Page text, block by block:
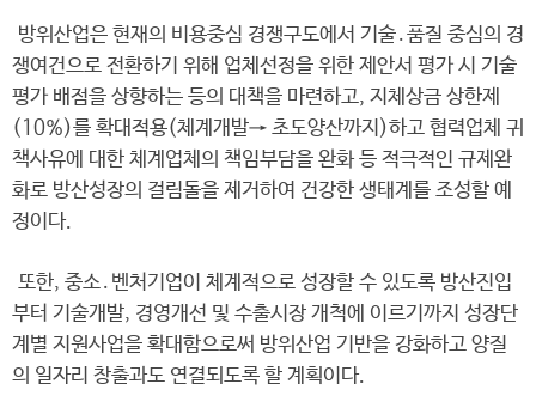
방위산업은 현재의 비용중심 경쟁구도에서 기술․품질 중심의 경
쟁여건으로 전환하기 위해 업체선정을 위한 제안서 평가 시 기술
평가 배점을 상향하는 등의 대책을 마련하고, 지체상금 상한제
(10%)를 확대적용(체계개발→ 초도양산까지)하고 협력업체 귀
책사유에 대한 체계업체의 책임부담을 완화 등 적극적인 규제완
화로 방산성장의 걸림돌을 제거하여 건강한 생태계를 조성할 예
정이다.
또한, 중소․벤처기업이 체계적으로 성장할 수 있도록 방산진입
부터 기술개발, 경영개선 및 수출시장 개척에 이르기까지 성장단
계별 지원사업을 확대함으로써 방위산업 기반을 강화하고 양질
의 일자리 창출과도 연결되도록 할 계획이다.